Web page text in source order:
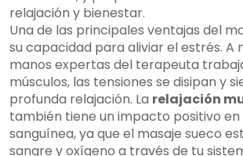
relajación y bienestar.
Una de las principales ventajas del
su capacidad para aliviar el estrés. A
manos expertas del terapeuta
músculos, las tensiones se disipan y
profunda relajación. La relajación
también tiene un impacto positivo
sanguínea, ya que el masaje sueco
sangre y oxígeno a través de tu